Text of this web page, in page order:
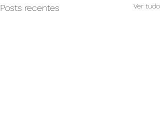
Posts recentes Ver tudo